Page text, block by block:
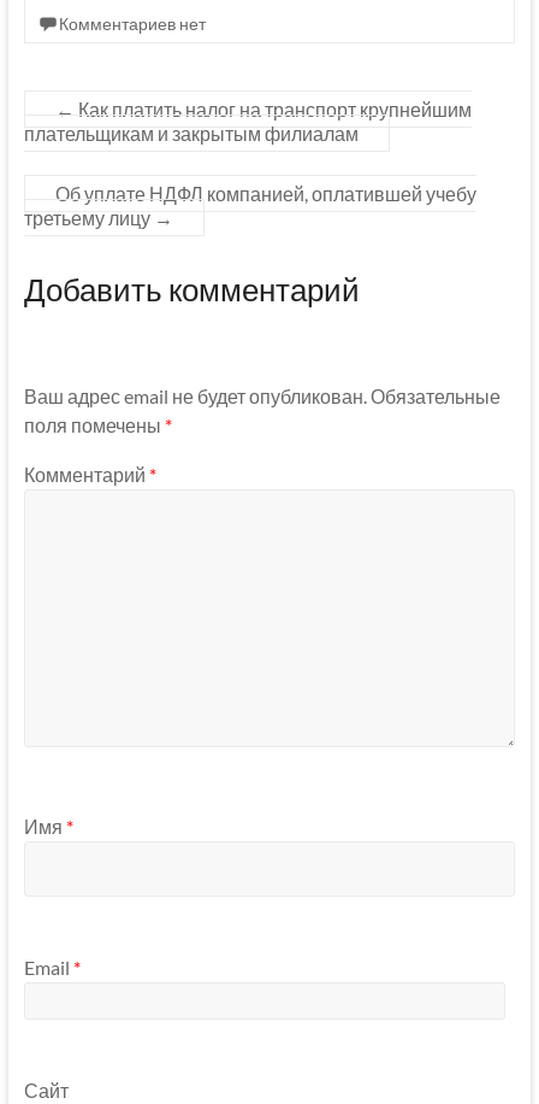
Комментариев нет
← Как платить налог на транспорт крупнейшим
плательщикам и закрытым филиалам
Об уплате НДФЛ компанией, оплатившей учебу
третьему лицу →
Добавить комментарий
Ваш адрес email не будет опубликован. Обязательные
поля помечены *
Комментарий *
Имя *
Email *
Сайт